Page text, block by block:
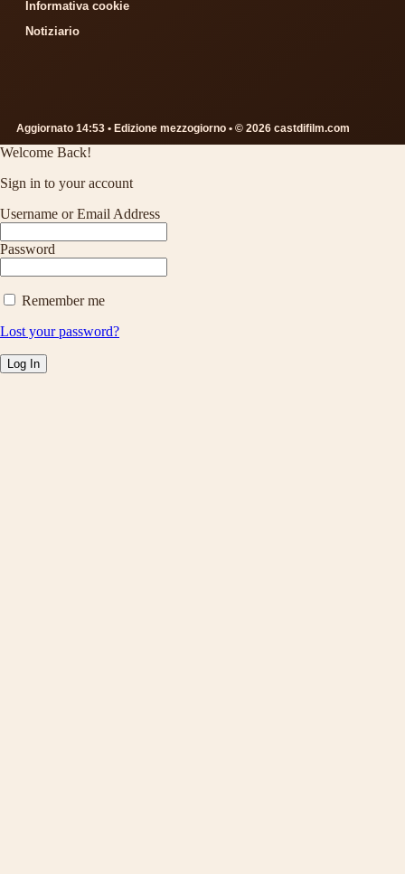
Informativa cookie
Notiziario
Aggiornato 14:53 • Edizione mezzogiorno • © 2026 castdifilm.com
Welcome Back!
Sign in to your account
Username or Email Address
Password
Remember me
Lost your password?